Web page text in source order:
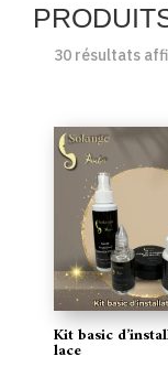
30 résultats
Kit basic
lace